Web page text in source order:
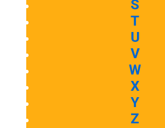
S
T
U
V
W
X
Y
Z